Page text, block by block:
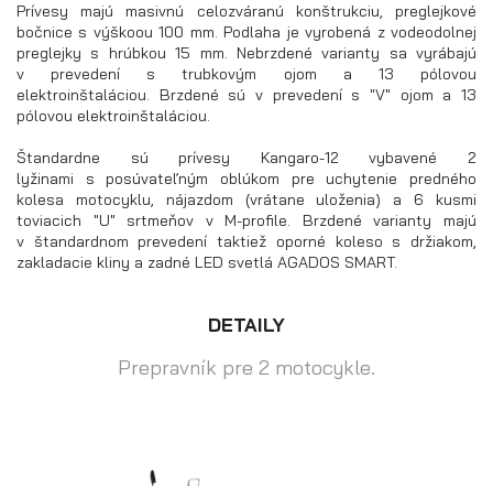
Prívesy s kolesami vedľa ložnej
plochy (preglejkové a hliníkové
bočnice)
Prívesy majú masivnú celozváranú konštrukciu, preglejkové
bočnice s výškoou 100 mm. Podlaha je vyrobená z vodeodolnej
preglejky s hrúbkou 15 mm. Nebrzdené varianty sa vyrábajú
v prevedení s trubkovým ojom a 13 pólovou
elektroinštaláciou. Brzdené sú v prevedení s "V" ojom a 13
pólovou elektroinštaláciou.
Štandardne sú prívesy Kangaro-12 vybavené 2
lyžinami s posúvateľným oblúkom pre uchytenie predného
kolesa motocyklu, nájazdom (vrátane uloženia) a 6 kusmi
toviacich "U" srtmeňov v M-profile. Brzdené varianty majú
v štandardnom prevedení taktiež oporné koleso s držiakom,
zakladacie kliny a zadné LED svetlá AGADOS SMART.
DETAILY
Prepravník pre 2 motocykle.